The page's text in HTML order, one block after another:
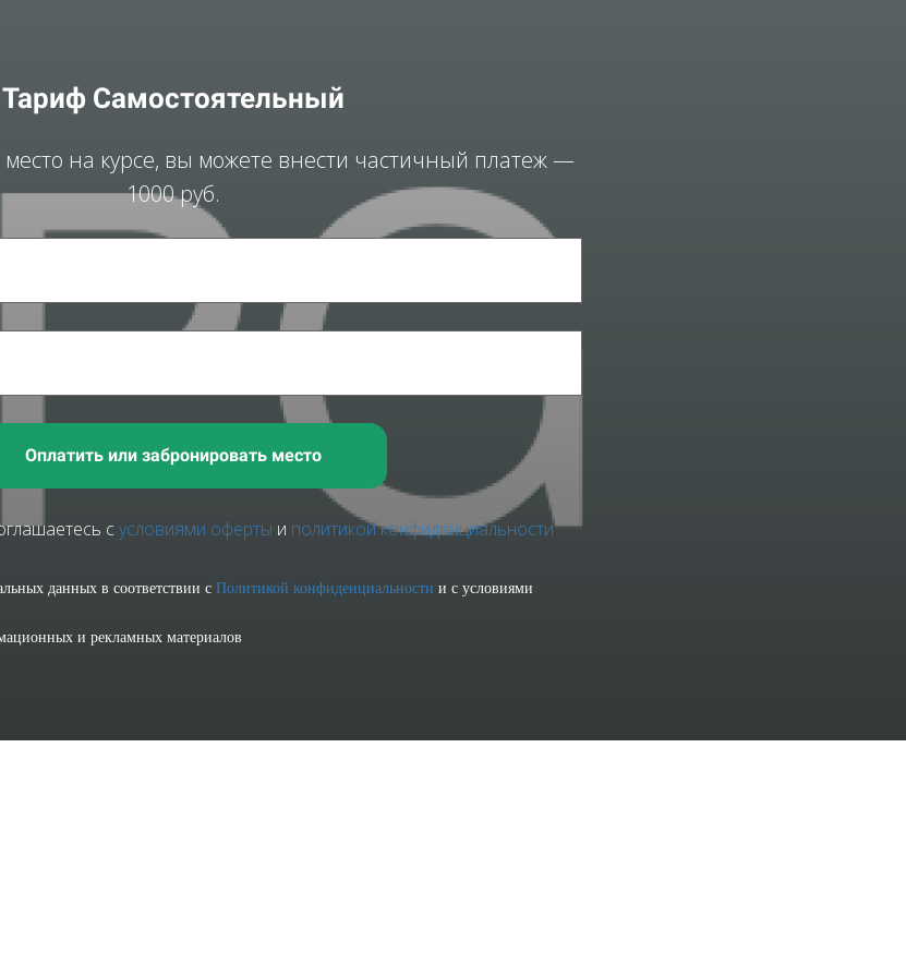
Тариф Самостоятельный
на курсе, вы можете внести частичный платеж —
1000 руб.
Оплатить или забронировать место
с условиями оферты и политикой конфиденциальности
данных в соответствии с Политикой конфиденциальности и с условиями
и рекламных материалов